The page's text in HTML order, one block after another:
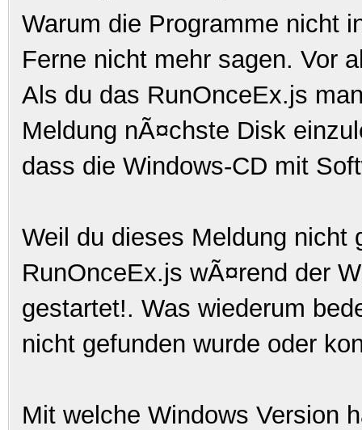
Warum die Programme nicht
Ferne nicht mehr sagen. Vor
Als du das RunOnceEx.js
Meldung nÃ¤chste Disk
dass die Windows-CD mit
Weil du dieses Meldung nicht
RunOnceEx.js wÃ¤rend der
gestartet!. Was wiederum
nicht gefunden wurde oder
Mit welche Windows Version